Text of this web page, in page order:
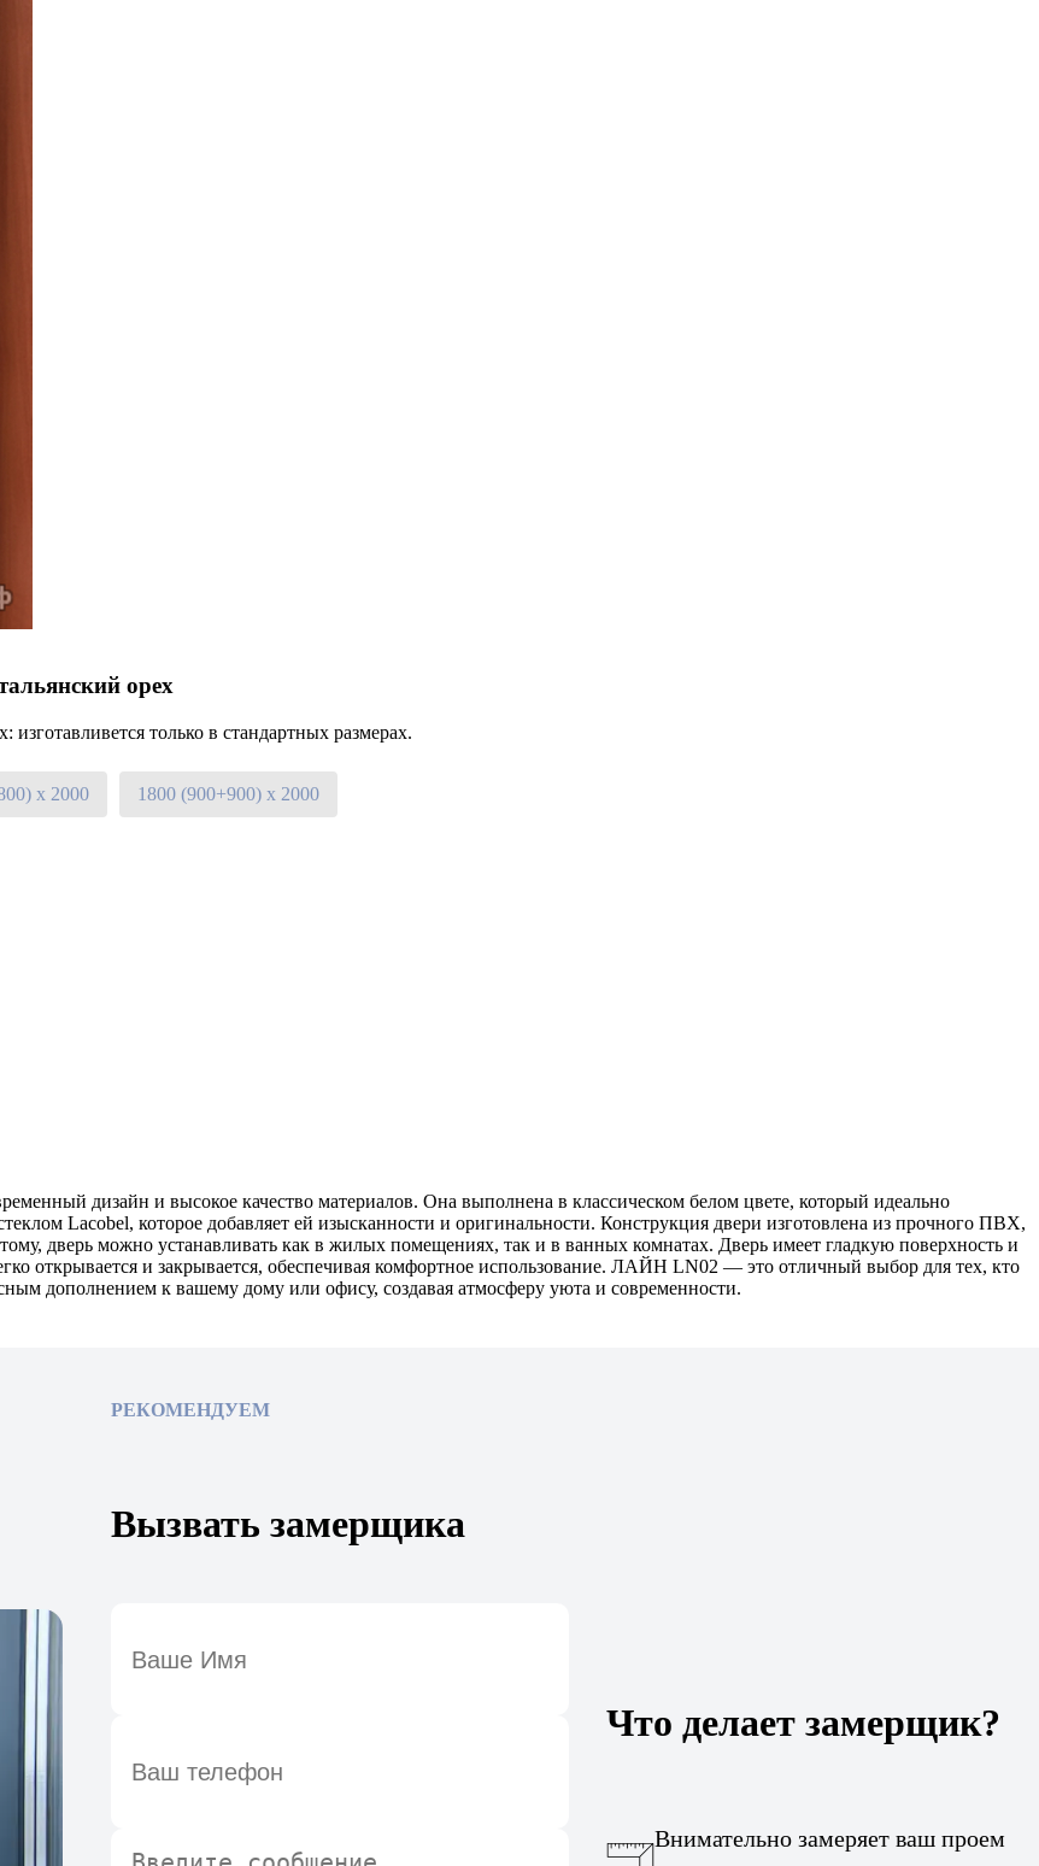
орех
только в стандартных размерах.
х 2000 1800 (900+900) х 2000
дизайн и высокое качество материалов. Она выполнена в классическом белом цвете, который идеально
Lacobel, которое добавляет ей изысканности и оригинальности. Конструкция двери изготовлена из прочного ПВХ,
дверь можно устанавливать как в жилых помещениях, так и в ванных комнатах. Дверь имеет гладкую поверхность и
открывается и закрывается, обеспечивая комфортное использование. ЛАЙН LN02 — это отличный выбор для тех, кто
дополнением к вашему дому или офису, создавая атмосферу уюта и современности.
РЕКОМЕНДУЕМ
Вызвать замерщика
Что делает замерщик?
Внимательно замеряет ваш проем